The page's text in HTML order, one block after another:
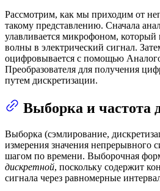
Рассмотрим, как мы приходим от
такому представлению. Сначала
улавливается микрофоном, который
волны в электрический сигнал.
оцифровывается с помощью
Преобразователя для получения
путем дискретизации.
Выборка и частота
Выборка (сэмлирование,
измерения значения непрерывного
шагом по времени. Выборочная
дискретной, поскольку содержит
сигнала через равномерные